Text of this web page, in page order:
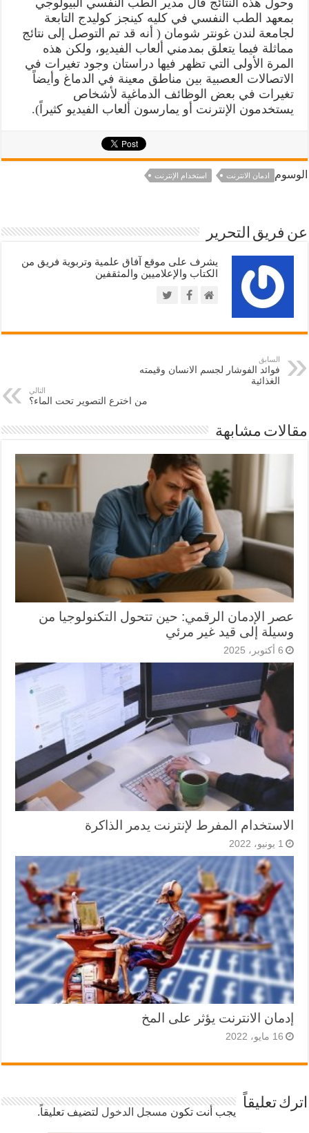
وحول هذه النتائج قال مدير الطب النفسي البيولوجي
بمعهد الطب النفسي في كليه كينجز كوليدج التابعة
لجامعة لندن غونتر شومان ( أنه قد تم التوصل إلى نتائج
مماثلة فيما يتعلق بمدمني ألعاب الفيديو، ولكن هذه
المرة الأولى التي تظهر فيها دراستان وجود تغيرات في
الاتصالات العصبية بين مناطق معينة في الدماغ وأيضاً
تغيرات في بعض الوظائف الدماغية لأشخاص
يستخدمون الإنترنت أو يمارسون ألعاب الفيديو كثيراً).
الوسوم ادمان الانترنت استخدام الإنترنت
عن فريق التحرير
يشرف على موقع آفاق علمية وتربوية فريق من
الكتاب والإعلاميين والمثقفين
السابق
فوائد الفوشار لجسم الانسان وقيمته
الغذائية
التالي
من اخترع التصوير تحت الماء؟
مقالات مشابهة
عصر الإدمان الرقمي: حين تتحول التكنولوجيا من
وسيلة إلى قيد غير مرئي
6 أكتوبر، 2025
الاستخدام المفرط لإنترنت يدمر الذاكرة
1 يونيو، 2022
إدمان الانترنت يؤثر على المخ
16 مايو، 2022
اترك تعليقاً
يجب أنت تكون مسجل الدخول لتضيف تعليقاً.